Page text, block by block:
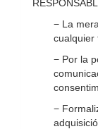
− La
cualquier
− Por la
−